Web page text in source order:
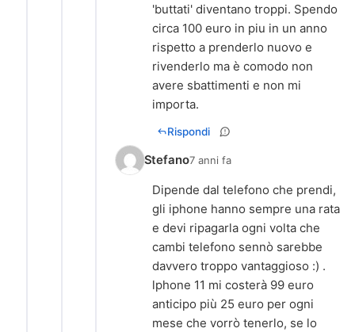
'buttati' diventano troppi. Spendo
circa 100 euro in piu in un anno
rispetto a prenderlo nuovo e
rivenderlo ma è comodo non
avere sbattimenti e non mi
importa.
Rispondi
Stefano7 anni fa
Dipende dal telefono che prendi,
gli iphone hanno sempre una rata
e devi ripagarla ogni volta che
cambi telefono sennò sarebbe
davvero troppo vantaggioso :) .
lphone 11 mi costerà 99 euro
anticipo più 25 euro per ogni
mese che vorrò tenerlo, se lo